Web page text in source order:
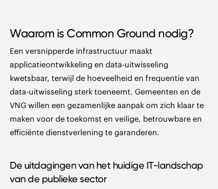
Waarom is Common Ground nodig?
Een versnipperde infrastructuur maakt
applicatieontwikkeling en data-uitwisseling
kwetsbaar, terwijl de hoeveelheid en frequentie van
data-uitwisseling sterk toeneemt. Gemeenten en de
VNG willen een gezamenlijke aanpak om zich klaar te
maken voor de toekomst en veilige, betrouwbare en
efficiënte dienstverlening te garanderen.
De uitdagingen van het huidige IT-landschap
van de publieke sector